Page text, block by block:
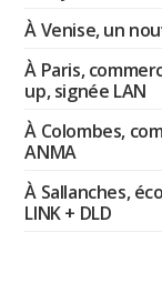
À Venise, un
À Paris,
up, signée LAN
À Colombes,
ANMA
À Sallanches,
LINK + DLD